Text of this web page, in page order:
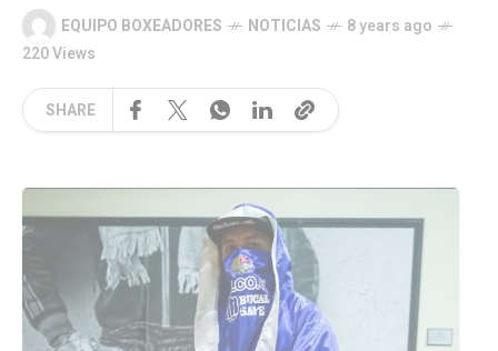
EQUIPO BOXEADORES NOTICIAS
8 years ago
220 Views
SHARE